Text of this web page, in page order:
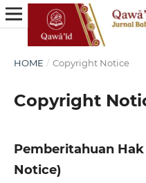
HOME / Copyright Notice
Copyright
Pemberitahuan
Notice)